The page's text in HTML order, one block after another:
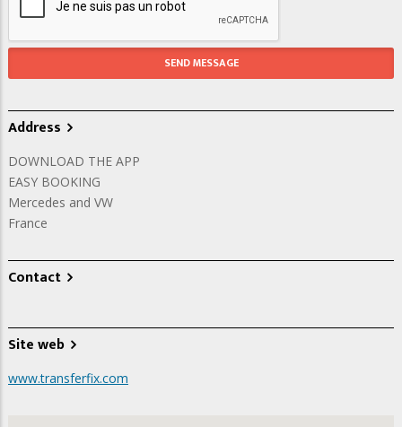
Address
DOWNLOAD THE APP
EASY BOOKING
Mercedes and VW
France
Contact
Site web
www.transferfix.com